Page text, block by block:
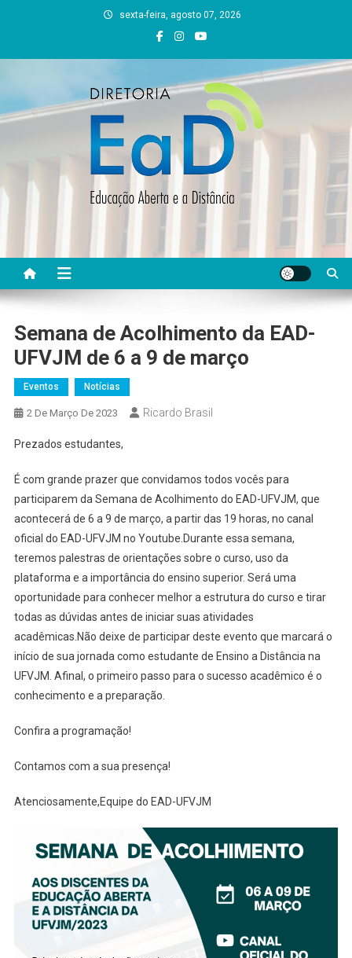
sexta-feira, agosto 07, 2026
DEAD UFVJM
Semana de Acolhimento da EAD-
UFVJM de 6 a 9 de março
Eventos Notícias
2 De Março De 2023 Ricardo Brasil
Prezados estudantes,
É com grande prazer que convidamos todos vocês para
participarem da Semana de Acolhimento do EAD-UFVJM, que
acontecerá de 6 a 9 de março, a partir das 19 horas, no canal
oficial do EAD-UFVJM no Youtube.Durante essa semana,
teremos palestras de orientações sobre o curso, uso da
plataforma e a importância do ensino superior. Será uma
oportunidade para conhecer melhor a estrutura do curso e tirar
todas as dúvidas antes de iniciar suas atividades
acadêmicas.Não deixe de participar deste evento que marcará o
início de sua jornada como estudante de Ensino a Distância na
UFVJM. Afinal, o primeiro passo para o sucesso acadêmico é o
conhecimento e a preparação.
Confira a programação!
Contamos com a sua presença!
Atenciosamente,Equipe do EAD-UFVJM